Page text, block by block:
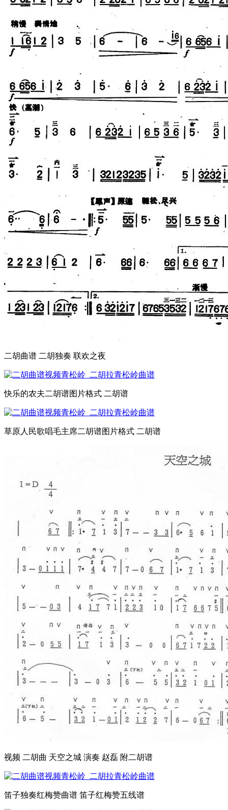
二胡曲谱 二胡独奏 联欢之夜
快乐的农夫二胡谱图片格式 二胡谱
草原人民歌唱毛主席二胡谱图片格式 二胡谱
视频 二胡曲 天空之城 演奏 赵磊 附二胡谱
笛子独奏红梅赞曲谱 笛子红梅赞五线谱